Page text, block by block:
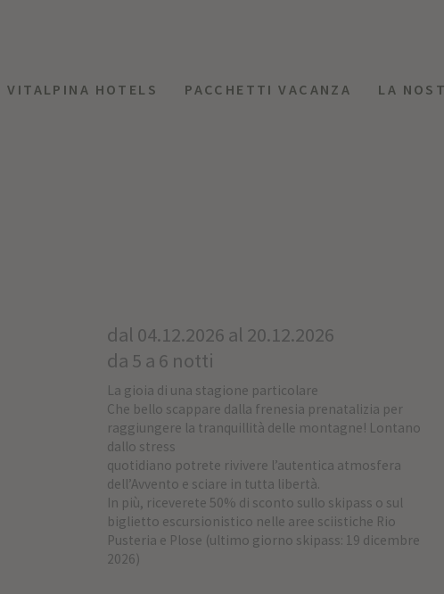
VITALPINA HOTELS PACCHETTI VACANZA LA
dal 04.12.2026 al 20.12.2026
da 5 a 6 notti
La gioia di una stagione particolare
Che bello scappare dalla frenesia prenatalizia per
raggiungere la tranquillità delle montagne! Lontano
dallo stress
quotidiano potrete rivivere l’autentica atmosfera
dell’Avvento e sciare in tutta libertà.
In più, riceverete 50% di sconto sullo skipass o sul
biglietto escursionistico nelle aree sciistiche Rio
Pusteria e Plose (ultimo giorno skipass: 19 dicembre
2026)